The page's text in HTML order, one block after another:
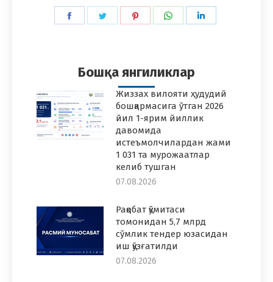
Share
Share
Share
Share
Бошқа янгиликлар
Жиззах вилояти ҳудудий
бошқармасига ўтган 2026
йил 1-ярим йиллик
давомида
истеъмолчилардан жами
1 031 та мурожаатлар
келиб тушган
07.08.2026
Рақобат қўмитаси
томонидан 5,7 млрд
сўмлик тендер юзасидан
иш қўзғатилди
07.08.2026